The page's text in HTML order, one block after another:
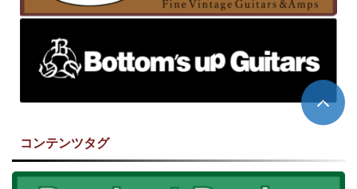
コンテンツタグ